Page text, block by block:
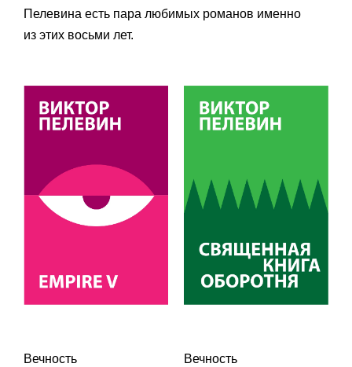
Пелевина есть пара любимых романов именно
из этих восьми лет.
Вечность Вечность